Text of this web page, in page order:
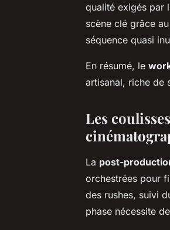
qualité exigés par
scène clé grâce
séquence quasi
En résumé, le
artisanal, riche de
Les
La post-
orchestrées pour
des rushes, suivi
phase nécessite